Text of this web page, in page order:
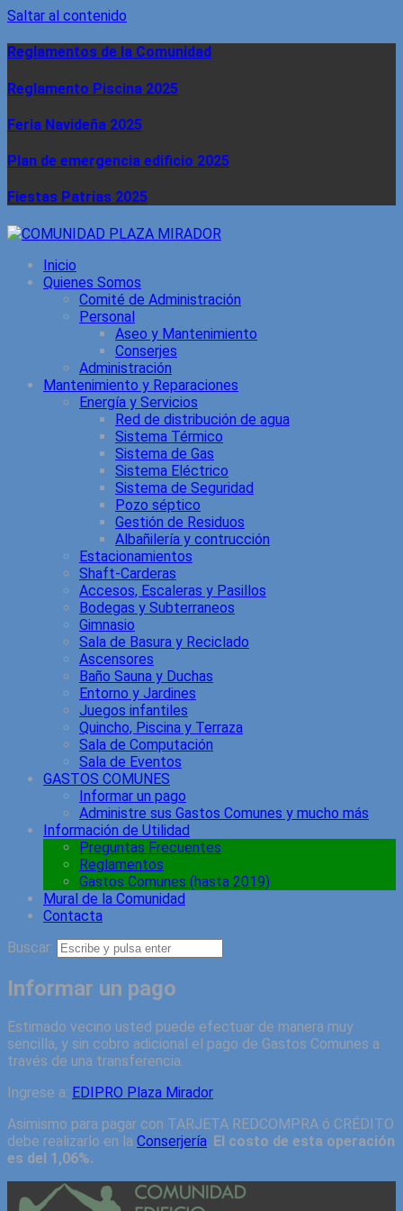
Saltar al contenido
Reglamentos de la Comunidad
Reglamento Piscina 2025
Feria Navideña 2025
Plan de emergencia edificio 2025
Fiestas Patrias 2025
Inicio
Quienes Somos
Comité de Administración
Personal
Aseo y Mantenimiento
Conserjes
Administración
Mantenimiento y Reparaciones
Energía y Servicios
Red de distribución de agua
Sistema Térmico
Sistema de Gas
Sistema Eléctrico
Sistema de Seguridad
Pozo séptico
Gestión de Residuos
Albañilería y contrucción
Estacionamientos
Shaft-Carderas
Accesos, Escaleras y Pasillos
Bodegas y Subterraneos
Gimnasio
Sala de Basura y Reciclado
Ascensores
Baño Sauna y Duchas
Entorno y Jardines
Juegos infantiles
Quincho, Piscina y Terraza
Sala de Computación
Sala de Eventos
GASTOS COMUNES
Informar un pago
Administre sus Gastos Comunes y mucho más
Información de Utilidad
Preguntas Frecuentes
Reglamentos
Gastos Comunes (hasta 2019)
Mural de la Comunidad
Contacta
Buscar:
Informar un pago
Estimado vecino usted puede efectuar de manera muy
sencilla, y sin cobro adicional el pago de Gastos Comunes a
través de una transferencia.
Ingrese a: EDIPRO Plaza Mirador
Asimismo para pagar con TARJETA REDCOMPRA ó CRÉDITO
debe realizarlo en la Conserjería. El costo de esta operación
es del 1,06%.